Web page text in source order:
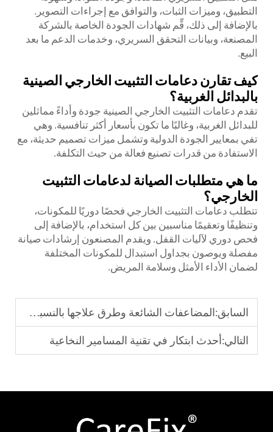
التطبيق، وميزات الثبات، والتوافق مع إجراءات التصوير.
بالإضافة إلى ذلك، قِّم شهادات الجودة الخاصة بالشركة
المصنعة، وبيانات التحقق السريري، وخدمات الدعم ما بعد
البيع.
كيف تقارن دعامات التثبيت الخارجي الصينية
بالبدائل الغربية؟
تقدم دعامات التثبيت الخارجي الصينية جودة وأداءً مماثلين
للبدائل الغربية، وغالبًا ما تكون بأسعار أكثر تنافسية. وهي
تفي بمعايير الجودة الدولية وتشمل ميزات تصميم حديثة، مع
الاستفادة من قدرات تصنيع فعالة من حيث التكلفة.
ما هي متطلبات الصيانة لدعامات التثبيت
الخارجي؟
تتطلب دعامات التثبيت الخارجي فحصًا دوريًا للمكونات،
وتنظيفًا وتعقيمًا مناسبين بين كل استخدام، بالإضافة إلى
فحص دوري لآليات القفل. ويقدم المصنعون إرشادات صيانة
مفصلة ويوصون بجداول استبدال للمكونات المختلفة
لضمان الأداء الأمثل وسلامة المريض.
السابق:المضاعفات الشائعة وطرق علاجها بالنسبة لأقواس التثبيت الخارجي أثناء الجراحة
التالي:أحدث ابتكار في تقنية المسامير النخاعية